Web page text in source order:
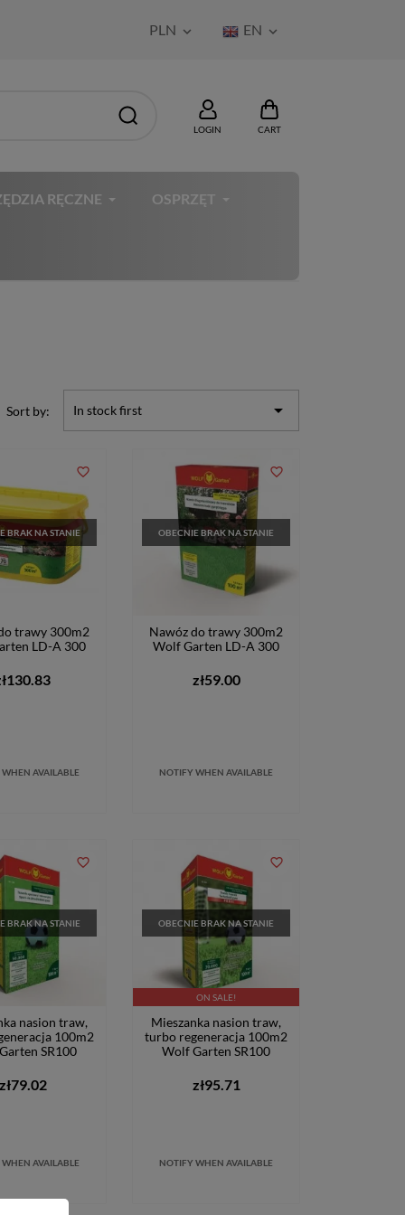
PLN  EN 
LOGIN CART
RĘCZNE OSPRZĘT
Sort by: In stock first 
BRAK NA STANIE
trawy 300m2
LD-A 300
AVAILABLE
favorite_border
OBECNIE BRAK NA STANIE
Nawóz do trawy 300m2
Wolf Garten LD-A 300
zł59.00
NOTIFY WHEN AVAILABLE
favorite_border
BRAK NA STANIE
nasion traw,
100m2
SR100
AVAILABLE
favorite_border
ON SALE!
OBECNIE BRAK NA STANIE
Mieszanka nasion traw,
turbo regeneracja 100m2
Wolf Garten SR100
zł95.71
NOTIFY WHEN AVAILABLE
favorite_border